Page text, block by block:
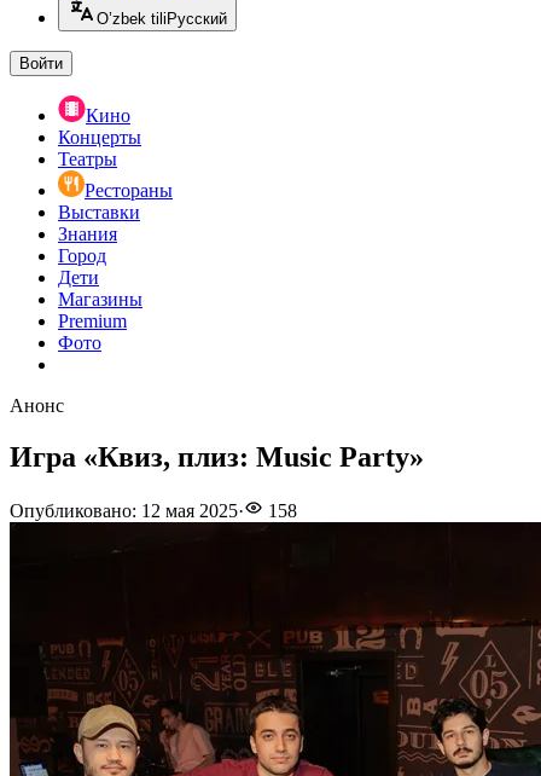
O’zbek tili Русский
Войти
Кино
Концерты
Театры
Рестораны
Выставки
Знания
Город
Дети
Магазины
Premium
Фото
Анонс
Игра «Квиз, плиз: Music Party»
Опубликовано: 12 мая 2025· 158